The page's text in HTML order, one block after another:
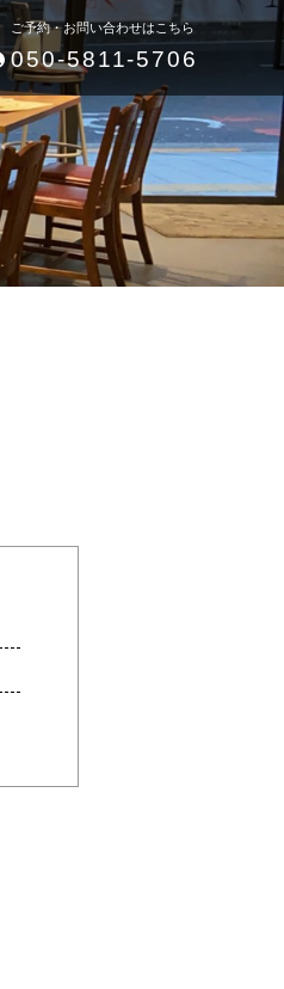
ご予約・お問い合わせはこちら
050-5811-5706